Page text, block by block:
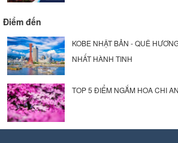
Điểm đến
KOBE NHẬT BẢN - QUÊ
NHẤT HÀNH TINH
TOP 5 ĐIỂM NGẮM HOA CHI